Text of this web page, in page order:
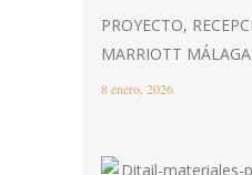
PROYECTO,
MARRIOTT MÁLAGA
8 enero, 2026